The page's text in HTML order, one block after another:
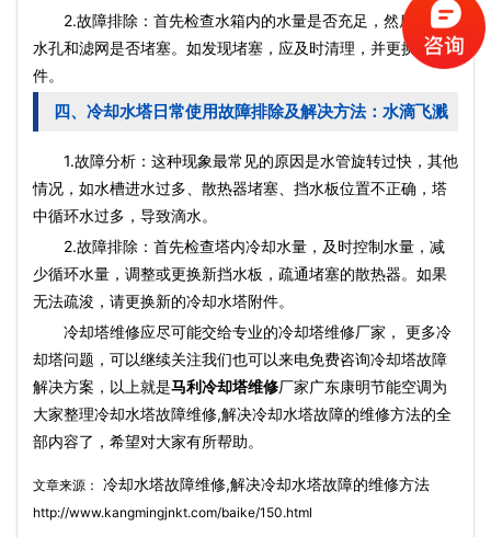
2.故障排除：首先检查水箱内的水量是否充足，然后检查
水孔和滤网是否堵塞。如发现堵塞，应及时清理，并更换新附
件。
四、冷却水塔日常使用故障排除及解决方法：水滴飞溅
1.故障分析：这种现象最常见的原因是水管旋转过快，其他
情况，如水槽进水过多、散热器堵塞、挡水板位置不正确，塔
中循环水过多，导致滴水。
2.故障排除：首先检查塔内冷却水量，及时控制水量，减
少循环水量，调整或更换新挡水板，疏通堵塞的散热器。如果
无法疏浚，请更换新的冷却水塔附件。
冷却塔维修应尽可能交给专业的冷却塔维修厂家， 更多冷
却塔问题，可以继续关注我们也可以来电免费咨询冷却塔故障
解决方案，以上就是马利冷却塔维修厂家广东康明节能空调为
大家整理冷却水塔故障维修,解决冷却水塔故障的维修方法的全
部内容了，希望对大家有所帮助。
文章来源： 冷却水塔故障维修,解决冷却水塔故障的维修方法
http://www.kangmingjnkt.com/baike/150.html